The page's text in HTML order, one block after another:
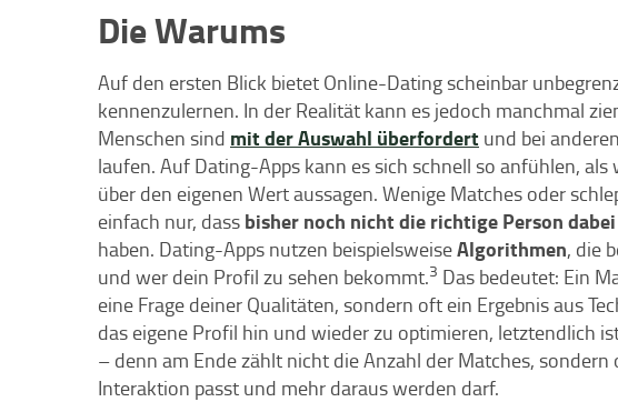
Die Warums
Auf den ersten Blick bietet Online-Dating scheinbar
kennenzulernen. In der Realität kann es jedoch manchmal
Menschen sind mit der Auswahl überfordert und bei
laufen. Auf Dating-Apps kann es sich schnell so anfühlen,
über den eigenen Wert aussagen. Wenige Matches oder
einfach nur, dass bisher noch nicht die richtige Person
haben. Dating-Apps nutzen beispielsweiseAlgorithmen, die
und wer dein Profil zu sehen bekommt.3 Das bedeutet: Ein
eine Frage deiner Qualitäten, sondern oft ein Ergebnis aus
das eigene Profil hin und wieder zu optimieren, letztendlich
– denn am Ende zählt nicht die Anzahl der Matches, sondern
Interaktion passt und mehr daraus werden darf.